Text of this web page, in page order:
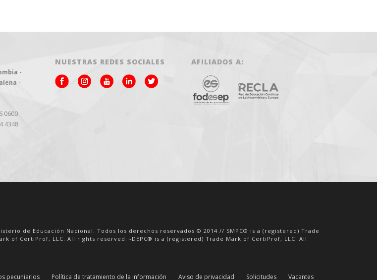
-
-
0600
4348
NUESTRAS REDES SOCIALES AFILIADOS A:
de Educación Nacional. Todos los derechos reservados © 2014 // SMPC® is a (registered) Trade
of CertiProf, LLC. All rights reserved. -DEPC® is a (registered) Trade Mark of CertiProf, LLC. All
pecuniarios Política de tratamiento de la información Aviso de privacidad Solicitudes Vacantes